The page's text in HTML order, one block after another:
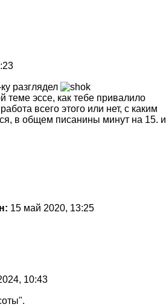
разглядел
теме эссе, как тебе привалило
всего этого или нет, с каким
в общем писанины минут на 15. и
15 май 2020, 13:25
10:43